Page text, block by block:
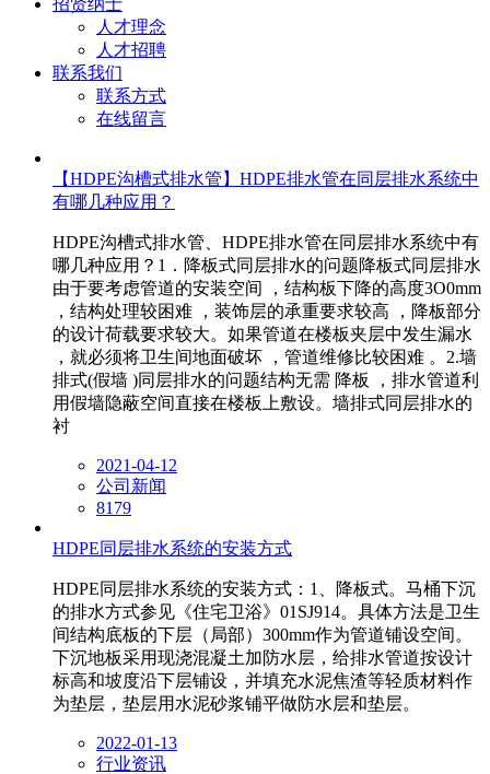
人才理念
人才招聘
联系我们
联系方式
在线留言
【HDPE沟槽式排水管】HDPE排水管在同层排水系统中
有哪几种应用？
HDPE沟槽式排水管、HDPE排水管在同层排水系统中有
哪几种应用？1．降板式同层排水的问题降板式同层排水
由于要考虑管道的安装空间 ，结构板下降的高度3O0mm
，结构处理较困难 ，装饰层的承重要求较高 ，降板部分
的设计荷载要求较大。如果管道在楼板夹层中发生漏水
，就必须将卫生间地面破坏 ，管道维修比较困难 。2.墙
排式(假墙 )同层排水的问题结构无需 降板 ，排水管道利
用假墙隐蔽空间直接在楼板上敷设。墙排式同层排水的
衬
2021-04-12
公司新闻
8179
HDPE同层排水系统的安装方式
HDPE同层排水系统的安装方式：1、降板式。马桶下沉
的排水方式参见《住宅卫浴》01SJ914。具体方法是卫生
间结构底板的下层（局部）300mm作为管道铺设空间。
下沉地板采用现浇混凝土加防水层，给排水管道按设计
标高和坡度沿下层铺设，并填充水泥焦渣等轻质材料作
为垫层，垫层用水泥砂浆铺平做防水层和垫层。
2022-01-13
行业资讯